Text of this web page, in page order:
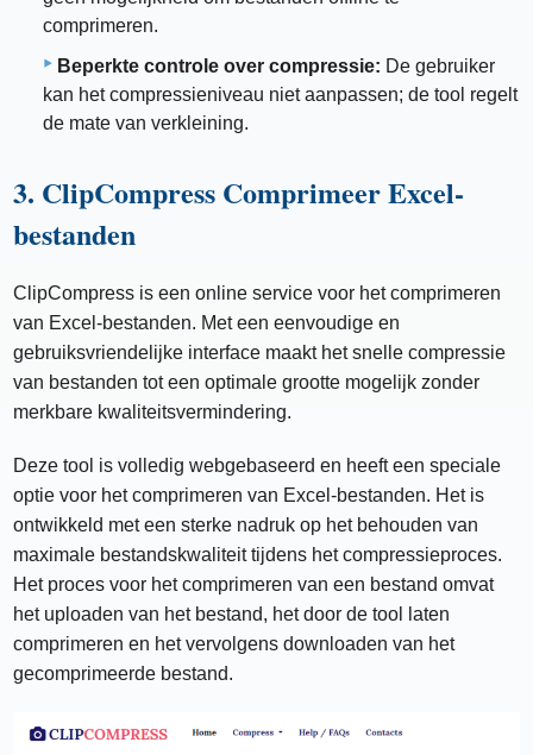
comprimeren.
Beperkte controle over compressie: De gebruiker
kan het compressieniveau niet aanpassen; de tool regelt
de mate van verkleining.
3. ClipCompress Comprimeer Excel-
bestanden
ClipCompress is een online service voor het comprimeren
van Excel-bestanden. Met een eenvoudige en
gebruiksvriendelijke interface maakt het snelle compressie
van bestanden tot een optimale grootte mogelijk zonder
merkbare kwaliteitsvermindering.
Deze tool is volledig webgebaseerd en heeft een speciale
optie voor het comprimeren van Excel-bestanden. Het is
ontwikkeld met een sterke nadruk op het behouden van
maximale bestandskwaliteit tijdens het compressieproces.
Het proces voor het comprimeren van een bestand omvat
het uploaden van het bestand, het door de tool laten
comprimeren en het vervolgens downloaden van het
gecomprimeerde bestand.